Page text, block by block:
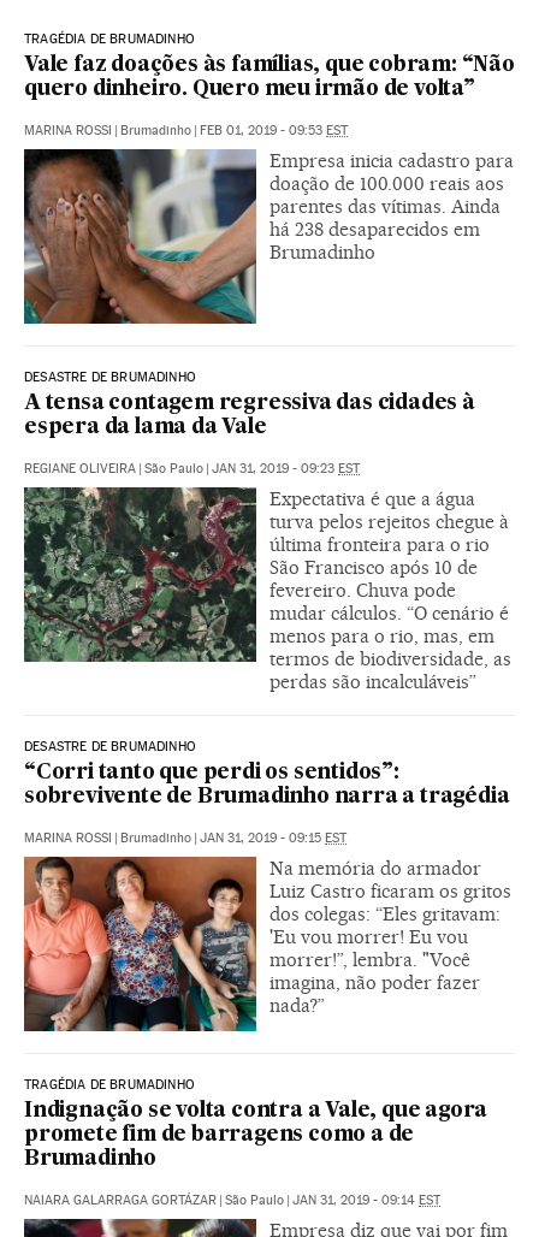
TRAGÉDIA DE BRUMADINHO
Vale faz doações às famílias, que cobram: “Não
quero dinheiro. Quero meu irmão de volta”
MARINA ROSSI | Brumadinho | FEB 01, 2019 - 09:53 EST
Empresa inicia cadastro para
doação de 100.000 reais aos
parentes das vítimas. Ainda
há 238 desaparecidos em
Brumadinho
DESASTRE DE BRUMADINHO
A tensa contagem regressiva das cidades à
espera da lama da Vale
REGIANE OLIVEIRA | São Paulo | JAN 31, 2019 - 09:23 EST
Expectativa é que a água
turva pelos rejeitos chegue à
última fronteira para o rio
São Francisco após 10 de
fevereiro. Chuva pode
mudar cálculos. “O cenário é
menos para o rio, mas, em
termos de biodiversidade, as
perdas são incalculáveis”
DESASTRE DE BRUMADINHO
“Corri tanto que perdi os sentidos”:
sobrevivente de Brumadinho narra a tragédia
MARINA ROSSI | Brumadinho | JAN 31, 2019 - 09:15 EST
Na memória do armador
Luiz Castro ficaram os gritos
dos colegas: “Eles gritavam:
'Eu vou morrer! Eu vou
morrer!”, lembra. "Você
imagina, não poder fazer
nada?”
TRAGÉDIA DE BRUMADINHO
Indignação se volta contra a Vale, que agora
promete fim de barragens como a de
Brumadinho
NAIARA GALARRAGA GORTÁZAR | São Paulo | JAN 31, 2019 - 09:14 EST
Empresa diz que vai por fim